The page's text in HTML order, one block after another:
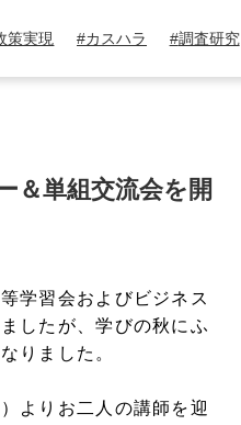
策実現 カスハラ 調査研究
＆単組交流会を開
学習会およびビジネス
したが、学びの秋にふ
りました。
よりお二人の講師を迎